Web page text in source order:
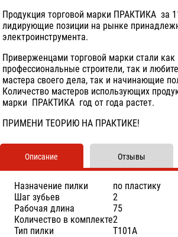
Продукция торговой марки ПРАКТИКА за
лидирующие позиции на рынке
электроинструмента.
Приверженцами торговой марки стали как
профессиональные строители, так и
мастера своего дела, так и начинающие
Количество мастеров использующих
марки ПРАКТИКА год от года растет.
ПРИМЕНИ ТЕОРИЮ НА ПРАКТИКЕ!
Описание
Назначение пилки
по пластику
Шаг зубьев
2
Рабочая длина
75
Количество в комплекте2
Тип пилки
T101A
Отзывы